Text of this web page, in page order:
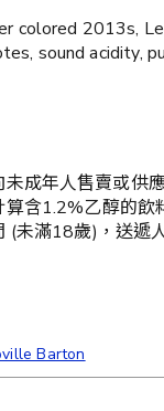
colored 2013s,
sound acidity,
成年人售賣或供
含1.2%乙醇的飲
未滿18歲)，送遞
Barton